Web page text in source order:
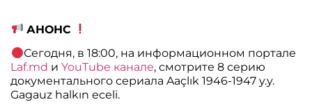
АНОНС
Сегодня, в 18:00, на информационном портале
Laf.md иYouTube канале, смотрите 8 серию
документального сериала Aaçlık 1946-1947 y.y.
Gagauz halkın eceli.